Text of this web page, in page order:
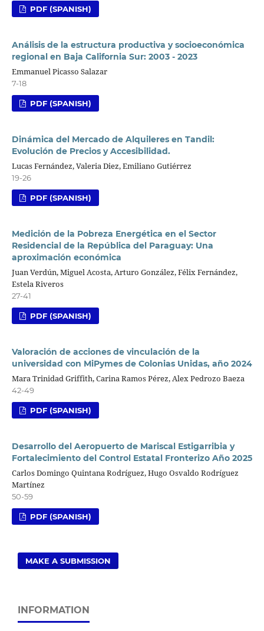
PDF (SPANISH)
Análisis de la estructura productiva y socioeconómica
regional en Baja California Sur: 2003 - 2023
Emmanuel Picasso Salazar
7-18
PDF (SPANISH)
Dinámica del Mercado de Alquileres en Tandil:
Evolución de Precios y Accesibilidad.
Lucas Fernández, Valeria Diez, Emiliano Gutiérrez
19-26
PDF (SPANISH)
Medición de la Pobreza Energética en el Sector
Residencial de la República del Paraguay: Una
aproximación económica
Juan Verdún, Miguel Acosta, Arturo González, Félix Fernández,
Estela Riveros
27-41
PDF (SPANISH)
Valoración de acciones de vinculación de la
universidad con MiPymes de Colonias Unidas, año 2024
Mara Trinidad Griffith, Carina Ramos Pérez, Alex Pedrozo Baeza
42-49
PDF (SPANISH)
Desarrollo del Aeropuerto de Mariscal Estigarribia y
Fortalecimiento del Control Estatal Fronterizo Año 2025
Carlos Domingo Quintana Rodríguez, Hugo Osvaldo Rodríguez
Martínez
50-59
PDF (SPANISH)
MAKE A SUBMISSION
INFORMATION